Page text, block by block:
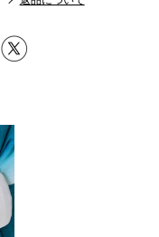
～170cm